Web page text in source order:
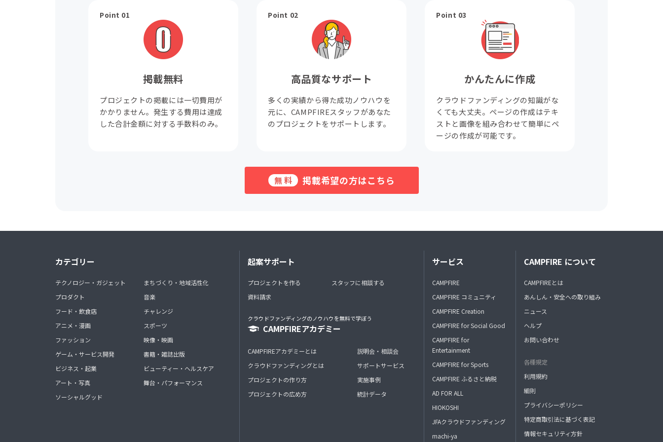
Point 01
掲載無料
プロジェクトの掲載には一切費用が
かかりません。発生する費用は達成
した合計金額に対する手数料のみ。
Point 02
高品質なサポート
多くの実績から得た成功ノウハウを
元に、CAMPFIREスタッフがあなた
のプロジェクトをサポートします。
Point 03
かんたんに作成
クラウドファンディングの知識がな
くても大丈夫。ページの作成はテキ
ストと画像を組み合わせて簡単にペ
ージの作成が可能です。
無料 掲載希望の方はこちら
カテゴリー
テクノロジー・ガジェット
プロダクト
フード・飲食店
アニメ・漫画
ファッション
ゲーム・サービス開発
ビジネス・起業
アート・写真
ソーシャルグッド
まちづくり・地域活性化
音楽
チャレンジ
スポーツ
映像・映画
書籍・雑誌出版
ビューティー・ヘルスケア
舞台・パフォーマンス
起案サポート
プロジェクトを作る
資料請求
スタッフに相談する
クラウドファンディングのノウハウを無料で学ぼう
CAMPFIREアカデミー
CAMPFIREアカデミーとは
クラウドファンディングとは
プロジェクトの作り方
プロジェクトの広め方
説明会・相談会
サポートサービス
実施事例
統計データ
サービス
CAMPFIRE
CAMPFIRE コミュニティ
CAMPFIRE Creation
CAMPFIRE for Social Good
CAMPFIRE for
Entertainment
CAMPFIRE for Sports
CAMPFIRE ふるさと納税
AD FOR ALL
HIOKOSHI
JFAクラウドファンディング
machi-ya
CAMPFIRE について
CAMPFIREとは
あんしん・安全への取り組み
ニュース
ヘルプ
お問い合わせ
各種規定
利用規約
細則
プライバシーポリシー
特定商取引法に基づく表記
情報セキュリティ方針